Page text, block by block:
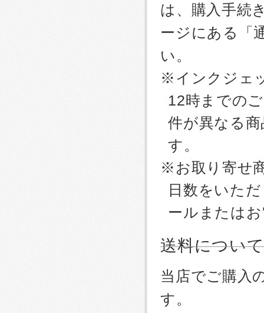
は、購入手続
ージにある「
い。
※インクジェ
12時までの
件が異なる
す。
※お取り寄せ
日数をいた
ールまたは
送料について
当店でご購入
す。